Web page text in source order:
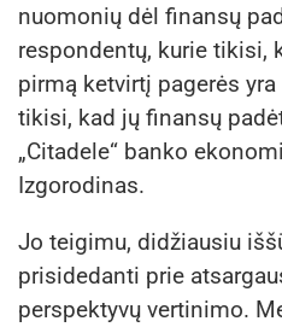
nuomonių dėl finansų
respondentų, kurie tikisi,
pirmą ketvirtį pagerės
tikisi, kad jų finansų
„Citadele“ banko
Izgorodinas.
Jo teigimu, didžiausiu
prisidedanti prie
perspektyvų vertinimo.